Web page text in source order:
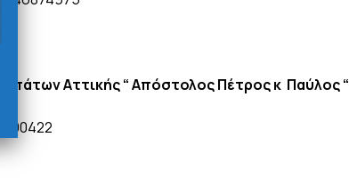
Αττικής “ Απόστολος Πέτρος κ Παύλος “